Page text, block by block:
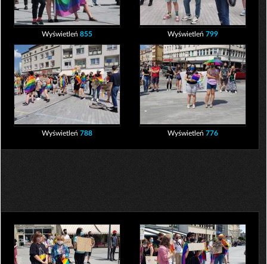
Wyświetleń 855 Wyświetleń 799
Wyświetleń 788 Wyświetleń 776